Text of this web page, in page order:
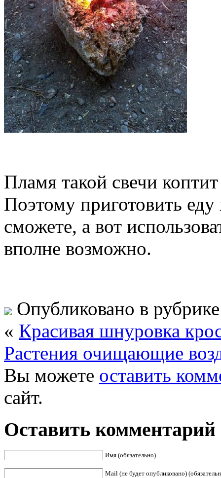
Пламя такой свечи
Поэтому приготовить
сможете, а вот
вполне возможно.
Опубликовано в
« Красивая шнуровка
Растения очищающие
Вы можете оставить
сайт.
Оставить комментарий
Имя (обязательно)
Mail (не будет опубликовано)